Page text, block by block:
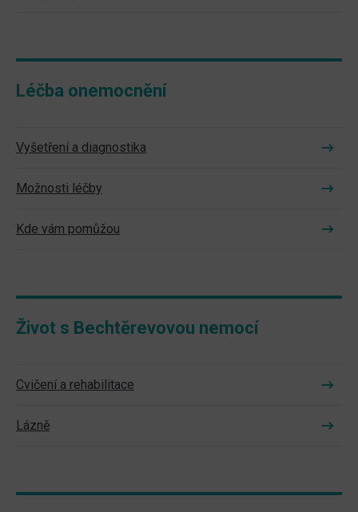
Léčba onemocnění
Vyšetření a diagnostika
Možnosti léčby
Kde vám pomůžou
Život s Bechtěrevovou nemocí
Cvičení a rehabilitace
Lázně